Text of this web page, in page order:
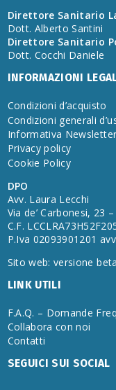
Direttore Sanitario
Dott. Alberto Santini
Direttore Sanitario
Dott. Cocchi Daniele
INFORMAZIONI
Condizioni d’acquisto
Condizioni generali
Informativa Newsletter
Privacy policy
Cookie Policy
DPO
Avv. Laura Lecchi
Via de’ Carbonesi, 23
C.F.
P.Iva 02093901201
Sito web: versione
LINK UTILI
F.A.Q. – Domande
Collabora con noi
Contatti
SEGUICI SUI SOCIAL